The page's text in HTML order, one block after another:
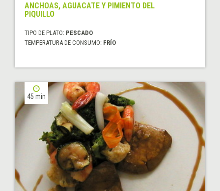
ANCHOAS, AGUACATE Y PIMIENTO DEL
PIQUILLO
TIPO DE PLATO: PESCADO
TEMPERATURA DE CONSUMO: FRÍO
45 min